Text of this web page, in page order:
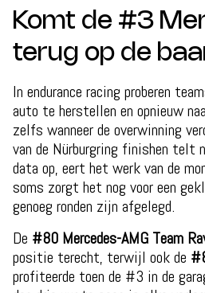
Komt de #3
terug op de
In endurance racing proberen
auto te herstellen en opnieuw
zelfs wanneer de overwinning
van de Nürburgring finishen
data op, eert het werk van de
soms zorgt het nog voor een
genoeg ronden zijn afgelegd.
De #80 Mercedes-AMG Team
positie terecht, terwijl ook de
profiteerde toen de #3 in de